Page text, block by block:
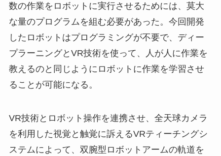
数の作業をロボットに実行させるためには、莫大
な量のプログラムを組む必要があった。今回開発
したロボットはプログラミングが不要で、ディー
プラーニングとVR技術を使って、人が人に作業を
教えるのと同じようにロボットに作業を学習させ
ることが可能になる。
VR技術とロボット操作を連携させ、全天球カメラ
を利用した視覚と触覚に訴えるVRティーチングシ
ステムによって、双腕型ロボットアームの軌道を